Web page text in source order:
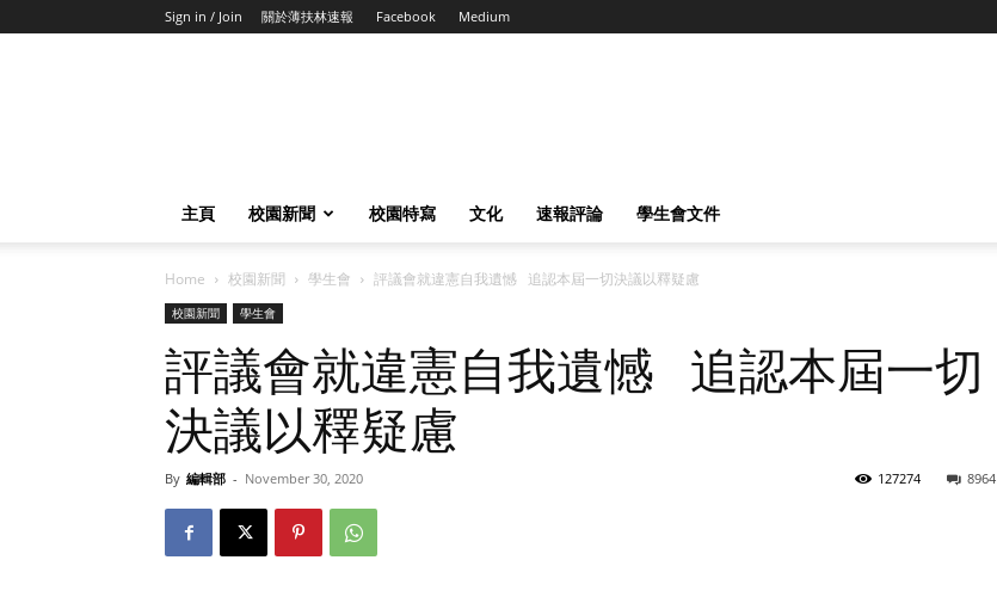
Sign in / Join 關於薄扶林速報 Facebook Medium
主頁 校園新聞 校園特寫 文化 速報評論 學生會文件
Home 校園新聞 學生會 評議會就違憲自我遺憾 追認本屆一切決議以釋疑慮
校園新聞 學生會
評議會就違憲自我遺憾 追認本屆一切
決議以釋疑慮
By 編輯部 - November 30, 2020 8964
127274